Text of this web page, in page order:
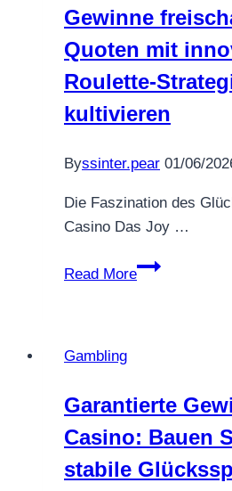
Gewinne
Quoten mit
Roulette-
kultivieren
Byssinter.pear 01/06/
Die Faszination des
Casino Das Joy …
Read More
Elektrisierende
mit
innovativen
Roulette-
Strategien
Gambling
Garantierte
Casino: Bauen
stabile